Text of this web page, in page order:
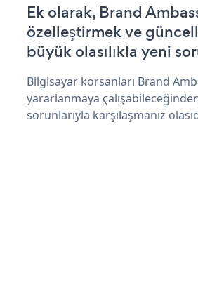
Ek olarak, Brand
özelleştirmek ve
büyük olasılıkla yeni
Bilgisayar korsanları Brand
yararlanmaya
sorunlarıyla karşılaşmanız